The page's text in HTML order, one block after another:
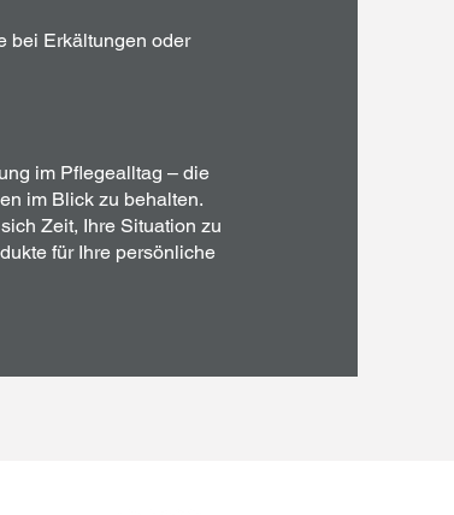
bei Erkältungen oder
im Pflegealltag – die
im Blick zu behalten.
Zeit, Ihre Situation zu
für Ihre persönliche